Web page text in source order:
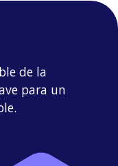
de la
para un